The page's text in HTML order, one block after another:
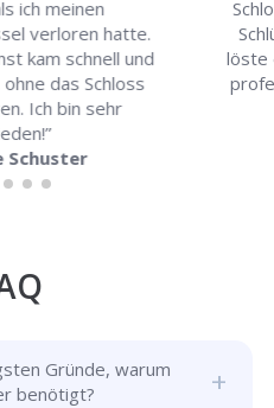
ich meinen
verloren hatte.
kam schnell und
das Schloss
Ich bin sehr
Schuster
löste
Gründe, warum
benötigt?